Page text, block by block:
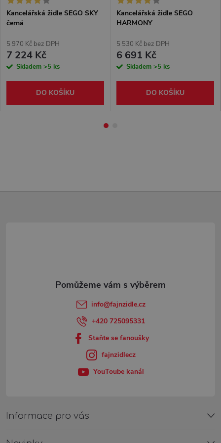
Kancelářská židle SEGO SKY
černá
5 970 Kč bez DPH
7 224 Kč
Skladem >5 ks
DO KOŠÍKU
Kancelářská židle SEGO
HARMONY
5 530 Kč bez DPH
6 691 Kč
Skladem >5 ks
DO KOŠÍKU
Informace pro vás
info@fajnzidle.cz
+420 725095331
Staňte se fanoušky
fajnzidlecz
YouToube kanál